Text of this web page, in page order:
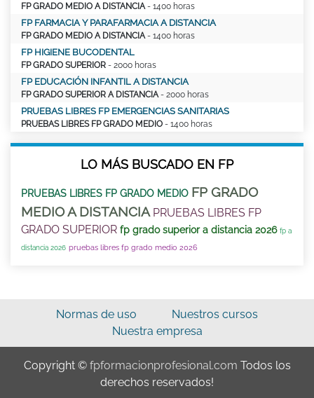
FP GRADO MEDIO A DISTANCIA - 1400 horas
FP FARMACIA Y PARAFARMACIA A DISTANCIA
FP GRADO MEDIO A DISTANCIA - 1400 horas
FP HIGIENE BUCODENTAL
FP GRADO SUPERIOR - 2000 horas
FP EDUCACIÓN INFANTIL A DISTANCIA
FP GRADO SUPERIOR A DISTANCIA - 2000 horas
PRUEBAS LIBRES FP EMERGENCIAS SANITARIAS
PRUEBAS LIBRES FP GRADO MEDIO - 1400 horas
LO MÁS BUSCADO EN FP
PRUEBAS LIBRES FP GRADO MEDIO FP GRADO
MEDIO A DISTANCIA PRUEBAS LIBRES FP
GRADO SUPERIOR fp grado superior a distancia 2026 fp a
distancia 2026 pruebas libres fp grado medio 2026
Normas de uso
Nuestros cursos
Nuestra empresa
Copyright © fpformacionprofesional.com Todos los
derechos reservados!